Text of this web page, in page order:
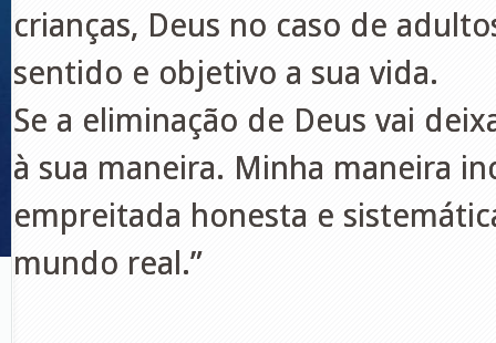
crianças, Deus no caso de
sentido e objetivo a sua vida.
Se a eliminação de Deus vai
à sua maneira. Minha maneira
empreitada honesta e
mundo real.”